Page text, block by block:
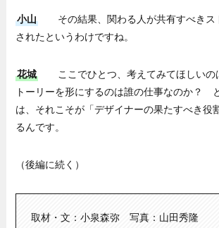
小山
その結果、関わる人が共有すべきス
されたというわけですね。
花城
ここでひとつ、考えてみてほしいの
トーリーを形にするのは誰の仕事なのか？
は、それこそが「デザイナーの果たすべき役
るんです。
（後編に続く）
取材・文：小泉森弥 写真：山田秀隆